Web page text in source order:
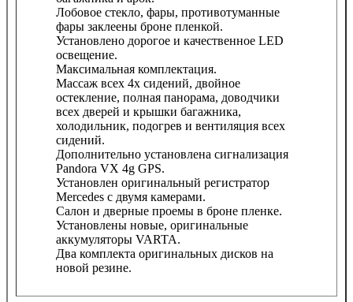
Лобовое стекло, фары, противотуманные
фары заклеены броне пленкой.
Установлено дорогое и качественное LED
освещение.
Максимальная комплектация.
Массаж всех 4х сидений, двойное
остекление, полная панорама, доводчики
всех дверей и крышки багажника,
холодильник, подогрев и вентиляция всех
сидений.
Дополнительно установлена сигнализация
Pandora VX 4g GPS.
Установлен оригинальный регистратор
Mercedes с двумя камерами.
Салон и дверные проемы в броне пленке.
Установлены новые, оригинальные
аккумуляторы VARTA.
Два комплекта оригинальных дисков на
новой резине.